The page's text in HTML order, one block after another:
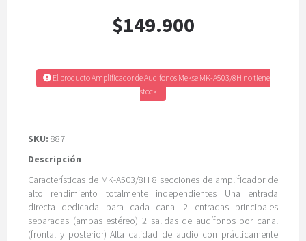
$149.900
El producto Amplificador de Audifonos Mekse MK-A503/8H no tiene
stock.
SKU: 887
Descripción
Características de MK-A503/8H 8 secciones de amplificador de
alto rendimiento totalmente independientes Una entrada
directa dedicada para cada canal 2 entradas principales
separadas (ambas estéreo) 2 salidas de audífonos por canal
(frontal y posterior) Alta calidad de audio con prácticamente